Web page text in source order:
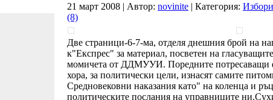
21 март 2008 | Автор: novinite | Категория:
(8)
Две страници-6-7-ма, отделя днешния брой на
к"Експрес" за материал, посветен на
момичета от ДДМУУИ. Поредните потресаващи
хора, за политически цели, изнасят самите
Средновековни наказания като" на коленца и
политическите послания на управниците